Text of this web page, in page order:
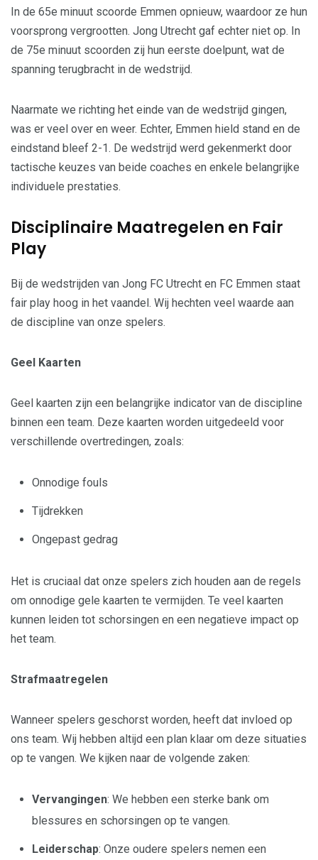
In de 65e minuut scoorde Emmen opnieuw, waardoor ze hun
voorsprong vergrootten. Jong Utrecht gaf echter niet op. In
de 75e minuut scoorden zij hun eerste doelpunt, wat de
spanning terugbracht in de wedstrijd.
Naarmate we richting het einde van de wedstrijd gingen,
was er veel over en weer. Echter, Emmen hield stand en de
eindstand bleef 2-1. De wedstrijd werd gekenmerkt door
tactische keuzes van beide coaches en enkele belangrijke
individuele prestaties.
Disciplinaire Maatregelen en Fair
Play
Bij de wedstrijden van Jong FC Utrecht en FC Emmen staat
fair play hoog in het vaandel. Wij hechten veel waarde aan
de discipline van onze spelers.
Geel Kaarten
Geel kaarten zijn een belangrijke indicator van de discipline
binnen een team. Deze kaarten worden uitgedeeld voor
verschillende overtredingen, zoals:
Onnodige fouls
Tijdrekken
Ongepast gedrag
Het is cruciaal dat onze spelers zich houden aan de regels
om onnodige gele kaarten te vermijden. Te veel kaarten
kunnen leiden tot schorsingen en een negatieve impact op
het team.
Strafmaatregelen
Wanneer spelers geschorst worden, heeft dat invloed op
ons team. Wij hebben altijd een plan klaar om deze situaties
op te vangen. We kijken naar de volgende zaken:
Vervangingen: We hebben een sterke bank om
blessures en schorsingen op te vangen.
Leiderschap: Onze oudere spelers nemen een